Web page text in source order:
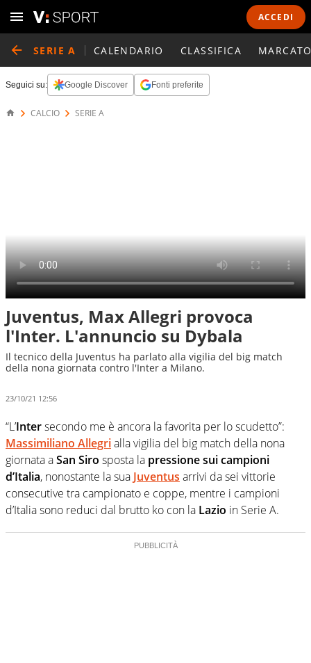
ACCEDI
SERIE A CALENDARIO CLASSIFICA
Seguici su: Google Discover Fonti preferite
CALCIO SERIE A
Juventus, Max Allegri provoca
l'Inter. L'annuncio su Dybala
Il tecnico della Juventus ha parlato alla vigilia del big match
della nona giornata contro l'Inter a Milano.
23/10/21 12:56
“L’Intersecondo me è ancora la favorita per lo scudetto”:
Massimiliano Allegrialla vigilia del big match della nona
giornata aSan Siro sposta la pressione sui campioni
d’Italia, nonostante la sua Juventus arrivi da sei vittorie
consecutive tra campionato e coppe, mentre i campioni
d’Italia sono reduci dal brutto ko con la Lazio in Serie A.